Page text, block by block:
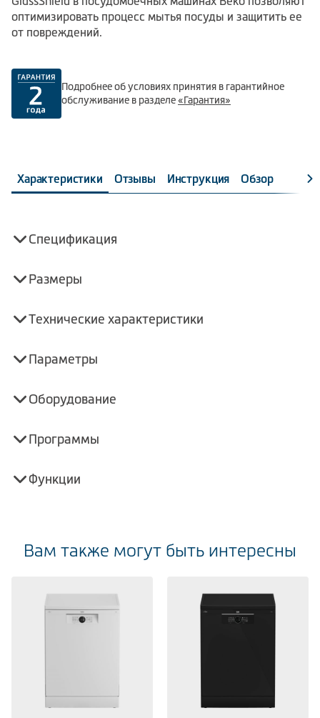
оптимизировать процесс мытья посуды и защитить ее
от повреждений.
Подробнее об условиях принятия в гарантийное
обслуживание в разделе«Гарантия»
Характеристики Отзывы Инструкция Обзор
Спецификация
Размеры
Технические характеристики
Параметры
Оборудование
Программы
Функции
Вам также могут быть интересны